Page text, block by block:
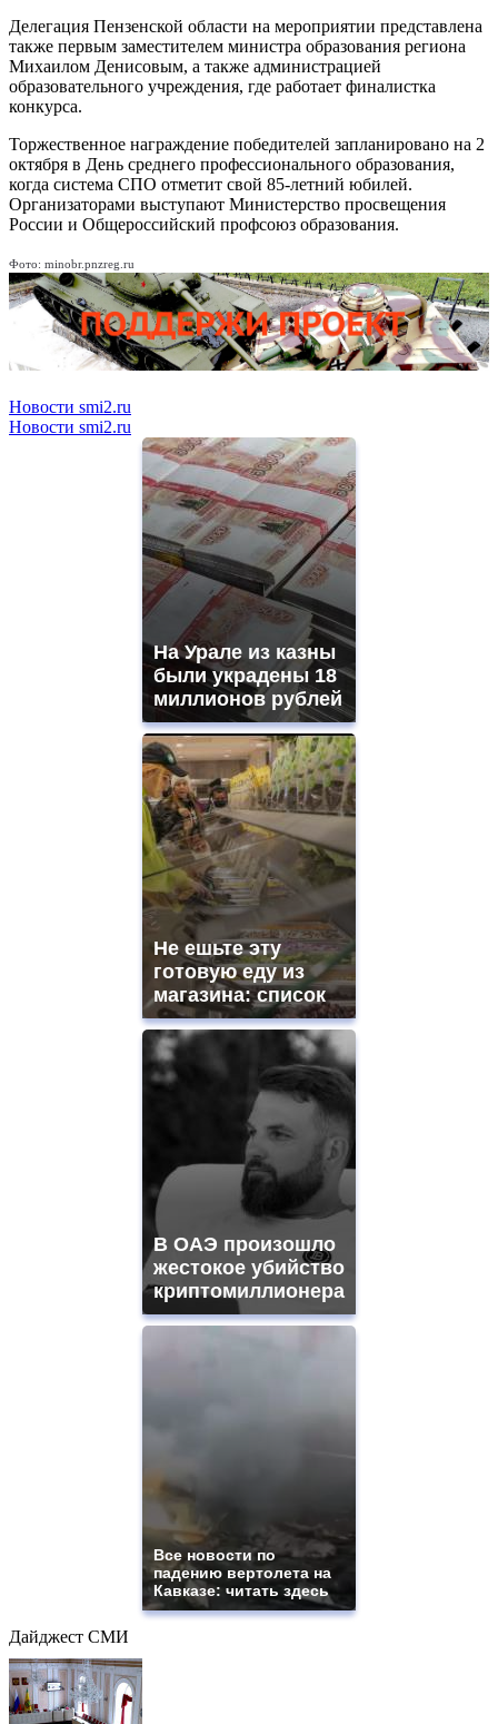
Делегация Пензенской области на мероприятии представлена
также первым заместителем министра образования региона
Михаилом Денисовым, а также администрацией
образовательного учреждения, где работает финалистка
конкурса.
Торжественное награждение победителей запланировано на 2
октября в День среднего профессионального образования,
когда система СПО отметит свой 85-летний юбилей.
Организаторами выступают Министерство просвещения
России и Общероссийский профсоюз образования.
Фото: minobr.pnzreg.ru
Новости smi2.ru
Новости smi2.ru
На Урале из казны
были украдены 18
миллионов рублей
Не ешьте эту
готовую еду из
магазина: список
В ОАЭ произошло
жестокое убийство
криптомиллионера
Все новости по
падению вертолета на
Кавказе: читать здесь
Дайджест СМИ